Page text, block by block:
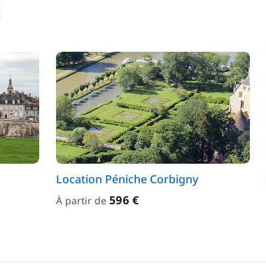
Location Péniche Corbigny
À partir de 596 €